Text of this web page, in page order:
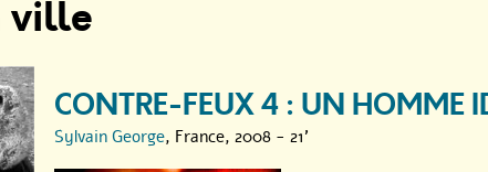
ville
CONTRE-FEUX 4 : UN HOMME
Sylvain George, France, 2008 - 21'